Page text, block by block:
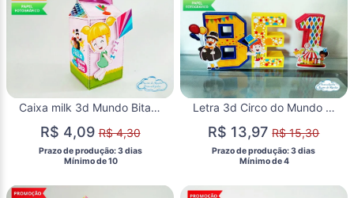
Caixa milk 3d Mundo Bita menina
R$ 4,09R$ 4,30
Prazo de produção: 3 dias
  Mínimo de 10
Letra 3d Circo do Mundo bita
R$ 13,97R$ 15,30
Prazo de produção: 3 dias
  Mínimo de 4